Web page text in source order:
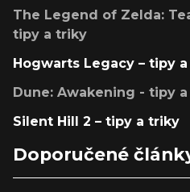
The Legend of Zelda:
tipy a triky
Hogwarts Legacy – tipy
Dune: Awakening - tipy
Silent Hill 2 – tipy a triky
Doporučené